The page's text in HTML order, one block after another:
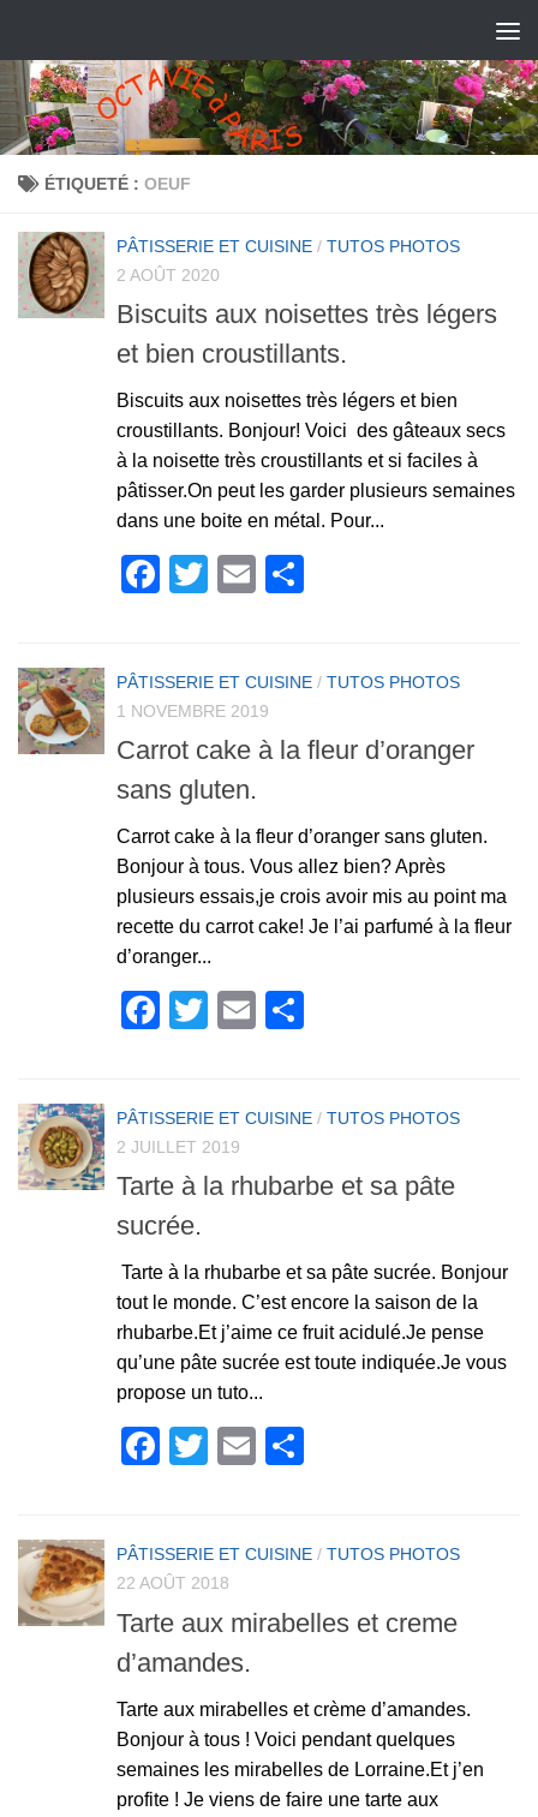
ÉTIQUETÉ : OEUF
PÂTISSERIE ET CUISINE / TUTOS PHOTOS
2 AOÛT 2020
Biscuits aux noisettes très légers
et bien croustillants.
Biscuits aux noisettes très légers et bien
croustillants. Bonjour! Voici des gâteaux secs
à la noisette très croustillants et si faciles à
pâtisser.On peut les garder plusieurs semaines
dans une boite en métal. Pour...
Facebook
TwitterEmail
PÂTISSERIE ET CUISINE / TUTOS PHOTOS
1 NOVEMBRE 2019
Carrot cake à la fleur d’oranger
sans gluten.
Carrot cake à la fleur d’oranger sans gluten.
Bonjour à tous. Vous allez bien? Après
plusieurs essais,je crois avoir mis au point ma
recette du carrot cake! Je l’ai parfumé à la fleur
d’oranger...
Facebook
TwitterEmail
PÂTISSERIE ET CUISINE / TUTOS PHOTOS
2 JUILLET 2019
Tarte à la rhubarbe et sa pâte
sucrée.
Tarte à la rhubarbe et sa pâte sucrée. Bonjour
tout le monde. C’est encore la saison de la
rhubarbe.Et j’aime ce fruit acidulé.Je pense
qu’une pâte sucrée est toute indiquée.Je vous
propose un tuto...
Facebook
TwitterEmail
PÂTISSERIE ET CUISINE / TUTOS PHOTOS
22 AOÛT 2018
Tarte aux mirabelles et creme
d’amandes.
Tarte aux mirabelles et crème d’amandes.
Bonjour à tous ! Voici pendant quelques
semaines les mirabelles de Lorraine.Et j’en
profite ! Je viens de faire une tarte aux